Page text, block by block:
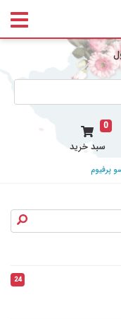
0
سبد خرید
پرفیوم
24